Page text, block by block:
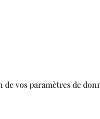
de vos paramètres de